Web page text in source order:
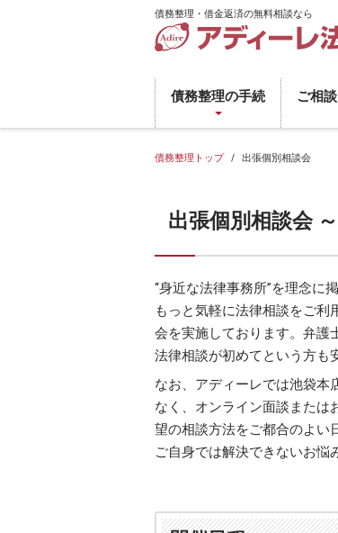
債務整理・借金返済の無料相談なら
務
整
理・
借
料
相
談
な
ら
ア
デ
ィ
法
債務整理の手続 ご相
債務整理トップ 出張個別相談会
出張個別相談会
“身近な法律事務所”を理念に
もっと気軽に法律相談をご利
会を実施しております。弁護
法律相談が初めてという方も
なお、アディーレでは池袋本
なく、オンライン面談または
望の相談方法をご都合のよい
ご自身では解決できないお悩